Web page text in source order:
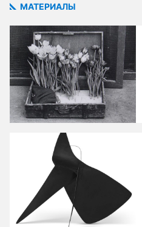
МАТЕРИАЛЫ